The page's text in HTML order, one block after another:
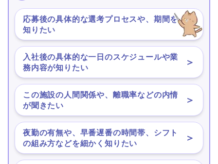
応募後の具体的な選考プロセスや、期間を
知りたい
＞
入社後の具体的な一日のスケジュールや業
務内容が知りたい
＞
この施設の人間関係や、離職率などの内情
が聞きたい
＞
夜勤の有無や、早番遅番の時間帯、シフト
の組み方などを細かく知りたい
＞